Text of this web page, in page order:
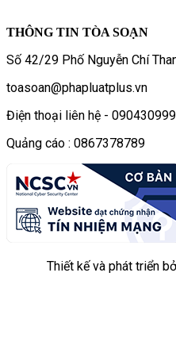
THÔNG TIN TÒA SOẠN
Số 42/29 Phố Nguyễn Chí
toasoan@phapluatplus.vn
Điện thoại liên hệ -
Quảng cáo : 0867378789
Thiết kế và phát triển